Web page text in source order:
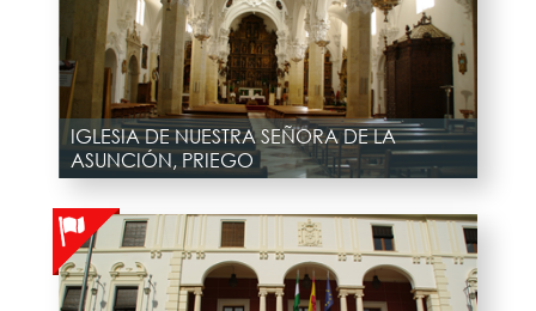
IGLESIA DE NUESTRA SEÑORA DE LA
ASUNCIÓN, PRIEGO